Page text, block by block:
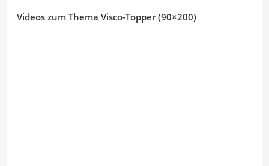
Videos zum Thema Visco-Topper (90×200)